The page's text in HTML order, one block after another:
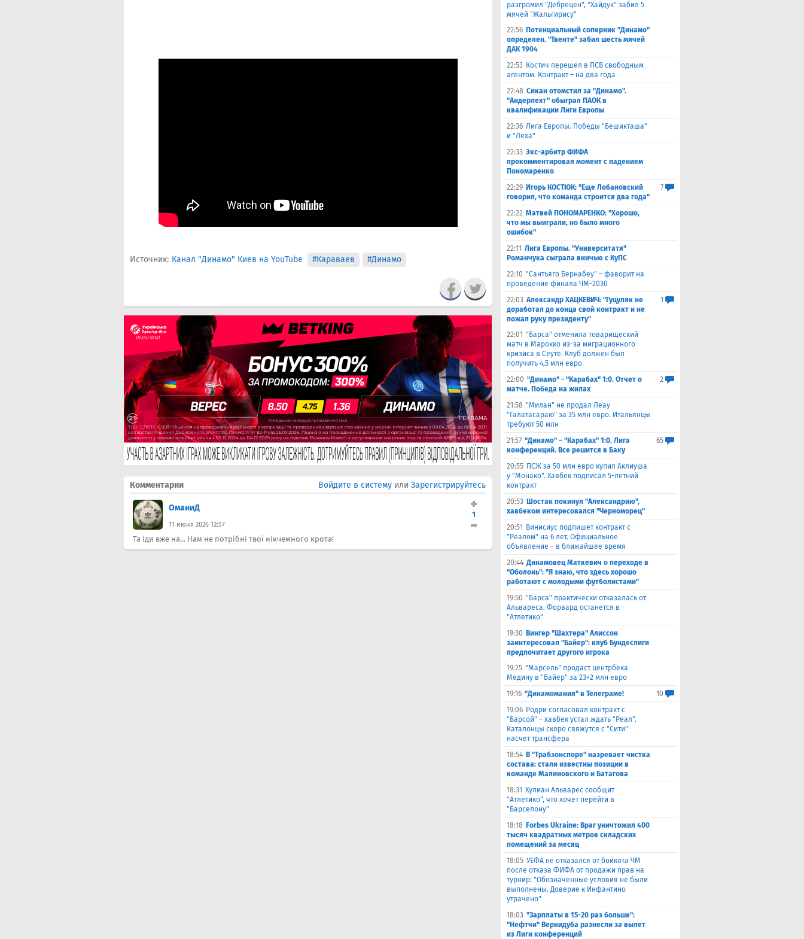
Источник: Канал "Динамо" Киев на YouTube #Караваев #Динамо
Комментарии Войдите в систему или Зарегистрируйтесь
ОманиД
11 июня 2026 12:57
1
Та іди вже на... Нам не потрібні твої нікчемного крота!
разгромил "Дебрецен", "Хайдук" забил 5
мячей "Жальгирису"
22:56 Потенциальный соперник "Динамо"
определен. "Твенте" забил шесть мячей
ДАК 1904
22:53 Костич перешел в ПСВ свободным
агентом. Контракт – на два года
22:48 Сикан отомстил за "Динамо".
"Андерлехт" обыграл ПАОК в
квалификации Лиги Европы
22:36 Лига Европы. Победы "Бешикташа"
и "Леха"
22:33 Экс-арбитр ФИФА
прокомментировал момент с падением
Пономаренко
22:29 Игорь КОСТЮК: "Еще Лобановский
говорил, что команда строится два года"
7
22:22 Матвей ПОНОМАРЕНКО: "Хорошо,
что мы выиграли, но было много
ошибок"
22:11 Лига Европы. "Университатя"
Романчука сыграла вничью с ​КуПС
22:10 "Сантьяго Бернабеу" – фаворит на
проведение финала ЧМ-2030
22:03 Александр ХАЦКЕВИЧ: "Гуцуляк не
доработал до конца свой контракт и не
пожал руку президенту"
1
22:01 "Барса" отменила товарищеский
матч в Марокко из-за миграционного
кризиса в Сеуте. Клуб должен был
получить 4,5 млн евро
22:00 "Динамо" - "Карабах" 1:0. Отчет о
матче. Победа на жилах
2
21:58 "Милан" не продал Леау
"Галатасараю" за 35 млн евро. Итальянцы
требуют 50 млн
21:57 "Динамо" – "Карабах" 1:0. Лига
конференций. Все решится в Баку
65
20:55 ПСЖ за 50 млн евро купил Аклиуша
у "Монако". Хавбек подписал 5-летний
контракт
20:53 Шостак покинул "Александрию",
хавбеком интересовался "Черноморец"
20:51
Винисиус подпишет контракт с
"Реалом" на 6 лет. Официальное
объявление – в ближайшее время
20:44 Динамовец Маткевич о переходе в
"Оболонь": "Я знаю, что здесь хорошо
работают с молодыми футболистами"
19:50 "Барса" практически отказалась от
Альвареса. Форвард останется в
"Атлетико"
19:30 Вингер "Шахтера" Алиссон
заинтересовал "Байер": клуб Бундеслиги
предпочитает другого игрока
19:25 "Марсель" продаст центрбека
Медину в "Байер" за 23+2 млн евро
19:16 "Динамомания" в Телеграме!
10
19:06 Родри согласовал контракт с
"Барсой" – хавбек устал ждать "Реал".
Каталонцы скоро свяжутся с "Сити"
насчет трансфера
18:54 В "Трабзонспоре" назревает чистка
состава: стали известны позиции в
команде Малиновского и Батагова
18:31 Хулиан Альварес сообщит
"Атлетико", что хочет перейти в
"Барселону"
18:18 Forbes Ukraine: Враг уничтожил 400
тысяч квадратных метров складских
помещений за месяц
18:05 УЕФА не отказался от бойкота ЧМ
после отказа ФИФА от продажи прав на
турнир: "Обозначенные условия не были
выполнены. Доверие к Инфантино
утрачено"
18:03 "Зарплаты в 15-20 раз больше":
"Нефтчи" Вернидуба разнесли за вылет
из Лиги конференций